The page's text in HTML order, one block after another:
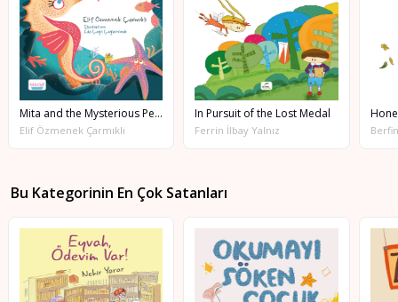
Mita and the Mysterious Pearl
Elif Özmenek Çarmıklı
In Pursuit of the Lost Medal
Ferrin İlbay Yalnız
Bu Kategorinin En Çok Satanları